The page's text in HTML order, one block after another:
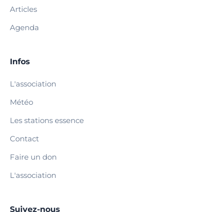
Articles
Agenda
Infos
L'association
Météo
Les stations essence
Contact
Faire un don
L'association
Suivez-nous